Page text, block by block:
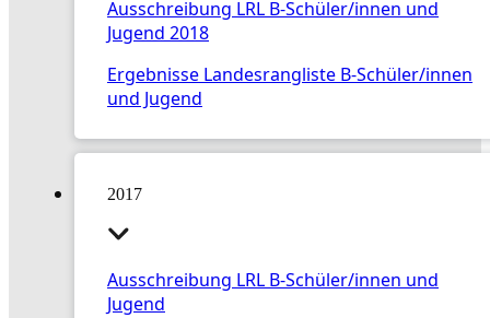
Ausschreibung LRL B-Schüler/innen und
Jugend 2018
Ergebnisse Landesrangliste B-Schüler/innen
und Jugend
2017
Ausschreibung LRL B-Schüler/innen und
Jugend